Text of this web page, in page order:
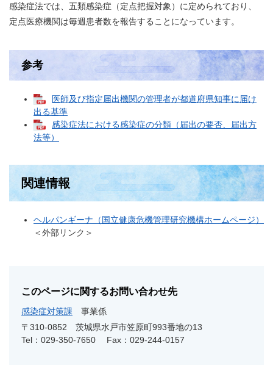
感染症法では、五類感染症（定点把握対象）に定められており、
定点医療機関は毎週患者数を報告することになっています。
参考
医師及び指定届出機関の管理者が都道府県知事に届け
出る基準
感染症法における感染症の分類（届出の要否、届出方
法等）
関連情報
ヘルパンギーナ（国立健康危機管理研究機構ホームページ）
＜外部リンク＞
このページに関するお問い合わせ先
感染症対策課
事業係
〒310-0852
茨城県水戸市笠原町993番地の13
Tel：029-350-7650
Fax：029-244-0157